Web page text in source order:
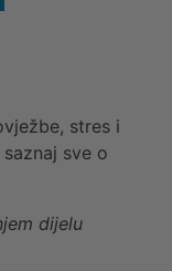
stres i
sve o
dijelu